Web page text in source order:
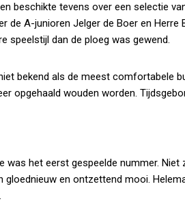
beschikte tevens over een selectie
de A-junioren Jelger de Boer en Herre
speelstijl dan de ploeg was gewend.
bekend als de meest comfortabele
opgehaald wouden worden.
was het eerst gespeelde nummer. Niet
en ontzettend mooi.